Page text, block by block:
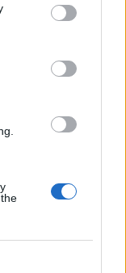
evento que